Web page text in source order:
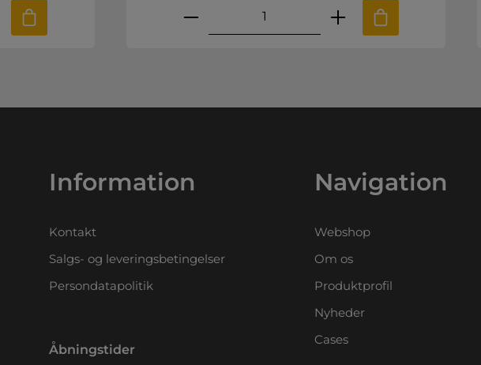
knapperne til at øge eller mindske mængden.
den ønskede mængde eller brug
Produktmængde: Indtast den
Information
Kontakt
Salgs- og leveringsbetingelser
Persondatapolitik
Åbningstider
Navigation
Webshop
Om os
Produktprofil
Nyheder
Cases